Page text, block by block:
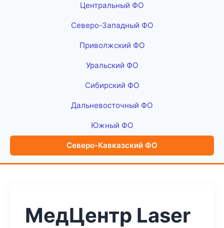
Центральный ФО
Северо-Западный ФО
Приволжский ФО
Уральский ФО
Сибирский ФО
Дальневосточный ФО
Южный ФО
Северо-Кавказский ФО
МедЦентр Laser